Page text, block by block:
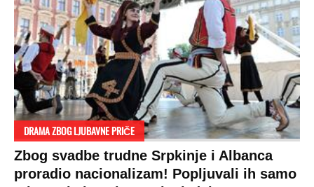
DRAMA ZBOG LJUBAVNE PRIČE
Zbog svadbe trudne Srpkinje i Albanca
proradio nacionalizam! Popljuvali ih samo